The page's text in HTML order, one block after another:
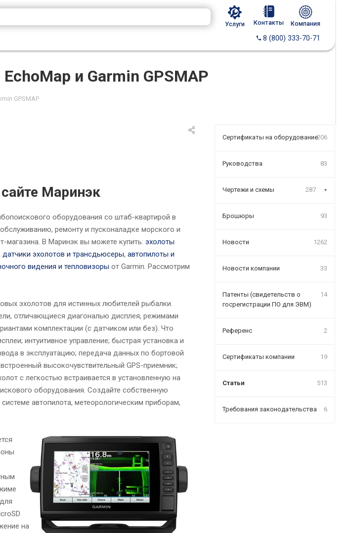
Услуги Контакты Компания
8 (800) 333-70-71
и Garmin GPSMAP
GPSMAP
Маринэк
оборудования со штаб-квартирой в
ремонту и пусконаладке морского и
магазина. В Маринэк вы можете купить: эхолоты
датчики эхолотов и трансдьюсеры, автопилоты и
видения и тепловизоры от Garmin. Рассмотрим
эхолотов для истинных любителей рыбалки.
отличающиеся диагональю дисплея, режимами
комплектации (с датчиком или без). Что
интуитивное управление; быстрая установка и
в эксплуатацию; передача данных по бортовой
высокочувствительный GPS-приемник;
с легкостью встраивается в установленную на
оборудования. Создайте собственную
автопилота, метеорологическим приборам,
на
Сертификаты на оборудование206
Руководства 83
Чертежи и схемы 287
Брошюры 93
Новости 1262
Новости компании 33
Патенты (свидетельств о
госрегистрации ПО для ЭВМ)
14
Референс 2
Сертификаты компании 19
Статьи 513
Требования законодательства 6